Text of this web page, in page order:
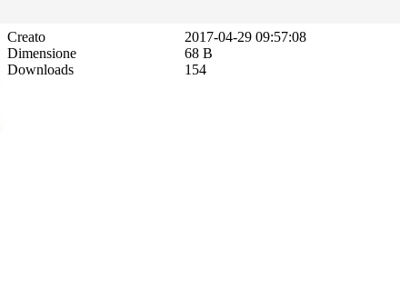
Creato
Dimensione
Downloads
2017-04-29 09:57:08
68 B
154